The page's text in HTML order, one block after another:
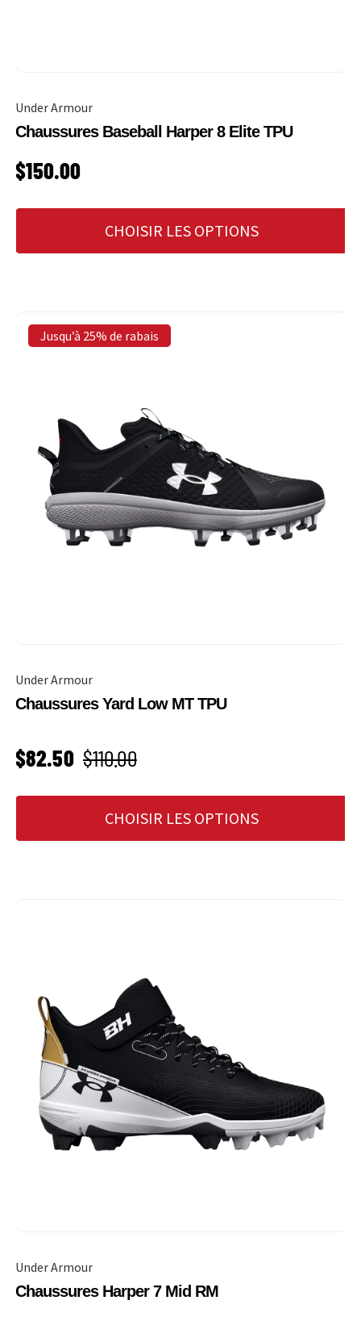
Under Armour
Chaussures Baseball Harper 8 Elite TPU
PRIX HABITUEL
$150.00
CHOISIR LES OPTIONS
Jusqu’à 25% de rabais
Under Armour
Chaussures Yard Low MT TPU
PRIX SOLDÉ
$82.50 Prix habituel
$110.00
CHOISIR LES OPTIONS
Under Armour
Chaussures Harper 7 Mid RM